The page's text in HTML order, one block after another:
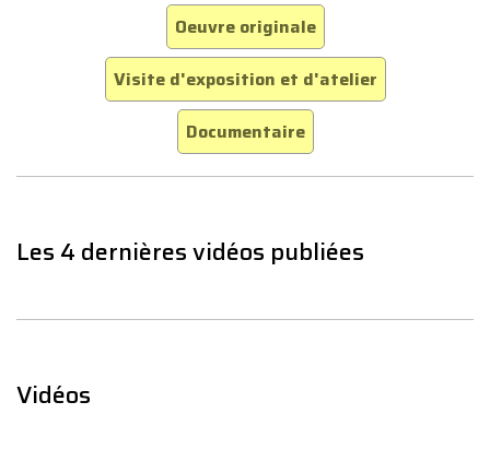
Oeuvre originale
Visite d'exposition et d'atelier
Documentaire
Les 4 dernières vidéos publiées
Vidéos